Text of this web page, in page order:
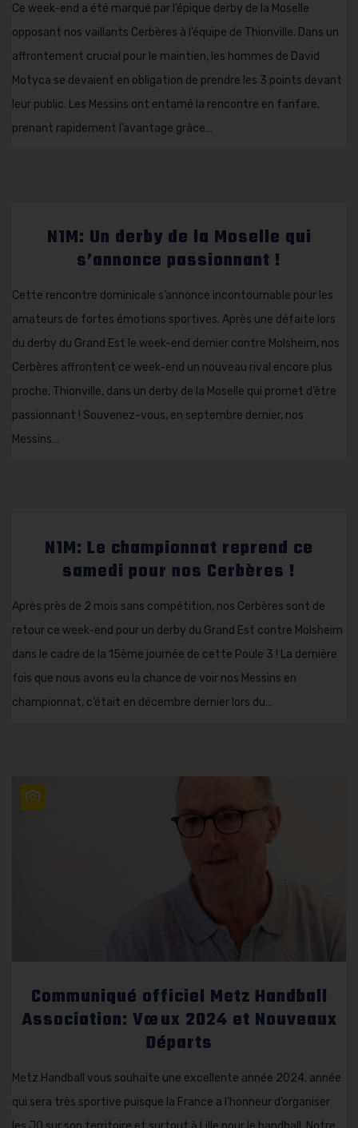
Ce week-end a été marqué par l’épique derby de la Moselle
opposant nos vaillants Cerbères à l’équipe de Thionville. Dans un
affrontement crucial pour le maintien, les hommes de David
Motyca se devaient en obligation de prendre les 3 points devant
leur public. Les Messins ont entamé la rencontre en fanfare,
prenant rapidement l’avantage grâce…
N1M: Un derby de la Moselle qui
s’annonce passionnant !
Cette rencontre dominicale s’annonce incontournable pour les
amateurs de fortes émotions sportives. Après une défaite lors
du derby du Grand Est le week-end dernier contre Molsheim, nos
Cerbères affrontent ce week-end un nouveau rival encore plus
proche, Thionville, dans un derby de la Moselle qui promet d’être
passionnant ! Souvenez-vous, en septembre dernier, nos
Messins…
N1M: Le championnat reprend ce
samedi pour nos Cerbères !
Après près de 2 mois sans compétition, nos Cerbères sont de
retour ce week-end pour un derby du Grand Est contre Molsheim
dans le cadre de la 15ème journée de cette Poule 3 ! La dernière
fois que nous avons eu la chance de voir nos Messins en
championnat, c’était en décembre dernier lors du…
Communiqué officiel Metz Handball
Association: Vœux 2024 et Nouveaux
Départs
Metz Handball vous souhaite une excellente année 2024, année
qui sera très sportive puisque la France a l’honneur d’organiser